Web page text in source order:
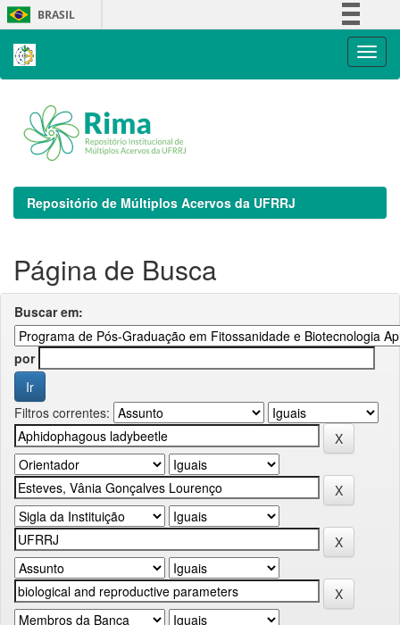
Skip
navigation
BRASIL
Repositório de Múltiplos Acervos da UFRRJ
Página de Busca
Buscar em:
por
Filtros correntes: